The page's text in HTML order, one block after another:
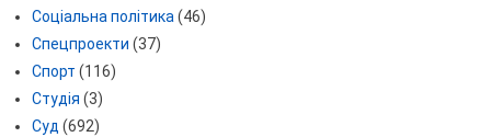
Соціальна політика(46)
Спецпроекти (37)
Спорт (116)
Студія (3)
Суд (692)